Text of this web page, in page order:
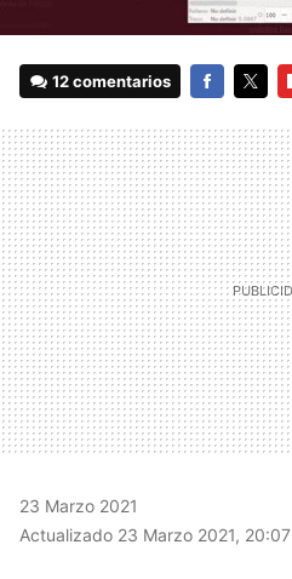
12 comentarios
23 Marzo 2021
Actualizado 23 Marzo 2021, 20:07